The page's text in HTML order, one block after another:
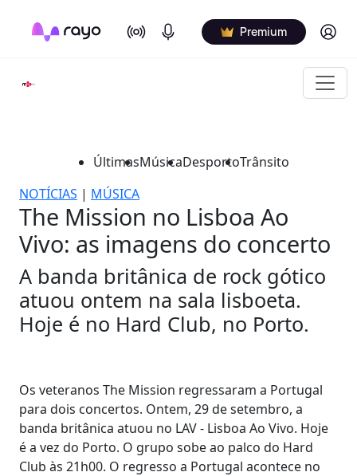
On Air Podcasts Premium Log in
ÚltimasMúsicaDesportoTrânsito
NOTÍCIAS | MÚSICA
The Mission no Lisboa Ao
Vivo: as imagens do concerto
A banda britânica de rock gótico
atuou ontem na sala lisboeta.
Hoje é no Hard Club, no Porto.
Os veteranos The Mission regressaram a Portugal
para dois concertos. Ontem, 29 de setembro, a
banda britânica atuou no LAV - Lisboa Ao Vivo. Hoje
é a vez do Porto. O grupo sobe ao palco do Hard
Club às 21h00. O regresso a Portugal acontece no